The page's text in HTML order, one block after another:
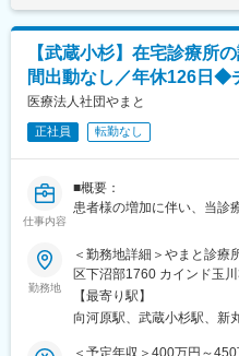
「すべての子どもたちが安
子どもの虐待死を防ぐため
さないことが非常に重要で
不確実な情報しかない中で
た対応を迅速に判断せねば
課題となっています。サー
虐待の見過ごしゼロ」を実
◎施設運営に関する業務
・事業所で提供するサービ
・事業所運営管理
・収支管理
・新規募集のための計画
■当社事業の特徴：
障害のある方の「就職実現
き続けること、能力発揮で
きることを目指し、一人ひ
＜具体的な特徴は下記の通
◎障害・症状別のコース運
状、聴覚障害、難病）やIT
可能性があります。月給(
【武蔵小杉】在宅診療所
間出動なし／年休126日◆
医療法人社団やまと
正社員 転勤なし
仕事内容
■概要：
患者様の増加に伴い、当診
患者様宅にはドクターや
す。訪問の際には診療アシ
宅看護に興味があるけど運
ください。仕事はチームで
療未経験の方もどうぞご安
疾患だけに留まらず、患者
勤務地
＜勤務地詳細＞やまと診療
区下沼部1760 カインド玉
受動喫煙対策：敷地内全面
【最寄り駅】
向河原駅、武蔵小杉駅、新
＜予定年収＞400万円～